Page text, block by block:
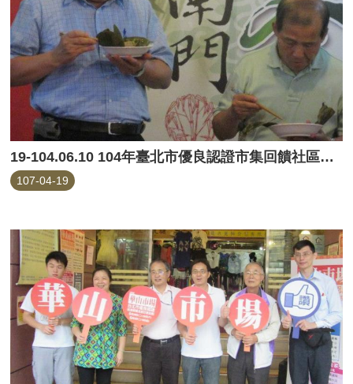
19-104.06.10 104年臺北市優良認證市集回饋社區行銷活動(南門市場)
107-04-19